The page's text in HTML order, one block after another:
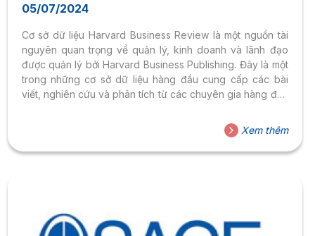
05/07/2024
Cơ sở dữ liệu Harvard Business Review là một nguồn tài
nguyên quan trọng về quản lý, kinh doanh và lãnh đạo
được quản lý bởi Harvard Business Publishing. Đây là một
trong những cơ sở dữ liệu hàng đầu cung cấp các bài
viết, nghiên cứu và phân tích từ các chuyên gia hàng đầu
Xem thêm